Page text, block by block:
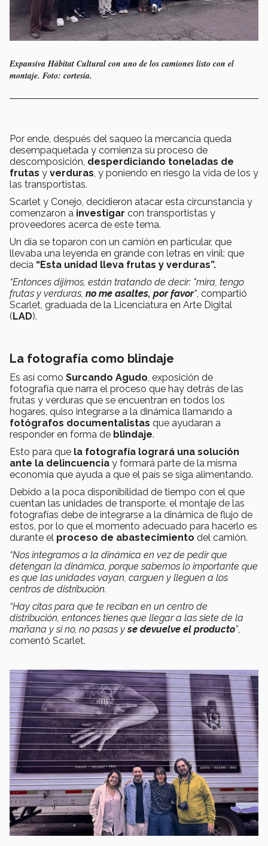
Expansiva Hábitat Cultural con uno de los camiones listo con el
montaje. Foto: cortesía.
Por ende, después del saqueo la mercancía queda
desempaquetada y comienza su proceso de
descomposición, desperdiciando toneladas de
frutas y verduras, y poniendo en riesgo la vida de los y
las transportistas.
Scarlet y Conejo, decidieron atacar esta circunstancia y
comenzaron a investigar con transportistas y
proveedores acerca de este tema.
Un día se toparon con un camión en particular, que
llevaba una leyenda en grande con letras en vinil: que
decía “Esta unidad lleva frutas y verduras”.
“Entonces dijimos, están tratando de decir: "mira, tengo
frutas y verduras, no me asaltes, por favor", compartió
Scarlet, graduada de la Licenciatura en Arte Digital
(LAD).
La fotografía como blindaje
Es así como Surcando Agudo, exposición de
fotografía que narra el proceso que hay detrás de las
frutas y verduras que se encuentran en todos los
hogares, quiso integrarse a la dinámica llamando a
fotógrafos documentalistas que ayudaran a
responder en forma de blindaje.
Esto para que la fotografía logrará una solución
ante la delincuencia y formará parte de la misma
economía que ayuda a que el país se siga alimentando.
Debido a la poca disponibilidad de tiempo con el que
cuentan las unidades de transporte, el montaje de las
fotografías debe de integrarse a la dinámica de flujo de
estos, por lo que el momento adecuado para hacerlo es
durante el proceso de abastecimiento del camión.
“Nos integramos a la dinámica en vez de pedir que
detengan la dinámica, porque sabemos lo importante que
es que las unidades vayan, carguen y lleguen a los
centros de distribución.
“Hay citas para que te reciban en un centro de
distribución, entonces tienes que llegar a las siete de la
mañana y si no, no pasas yse devuelve el producto”,
comentó Scarlet.